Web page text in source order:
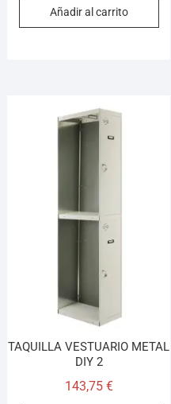
Añadir al carrito
TAQUILLA VESTUARIO METAL
DIY 2
143,75 €